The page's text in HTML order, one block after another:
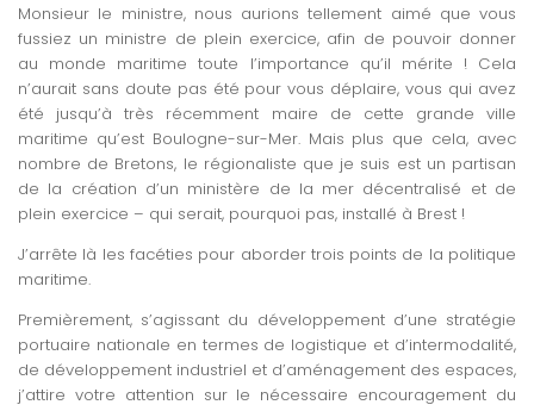
Monsieur le ministre, nous aurions tellement aimé que vous
fussiez un ministre de plein exercice, afin de pouvoir donner
au monde maritime toute l’importance qu’il mérite ! Cela
n’aurait sans doute pas été pour vous déplaire, vous qui avez
été jusqu’à très récemment maire de cette grande ville
maritime qu’est Boulogne-sur-Mer. Mais plus que cela, avec
nombre de Bretons, le régionaliste que je suis est un partisan
de la création d’un ministère de la mer décentralisé et de
plein exercice – qui serait, pourquoi pas, installé à Brest !
J’arrête là les facéties pour aborder trois points de la politique
maritime.
Premièrement, s’agissant du développement d’une stratégie
portuaire nationale en termes de logistique et d’intermodalité,
de développement industriel et d’aménagement des espaces,
j’attire votre attention sur le nécessaire encouragement du